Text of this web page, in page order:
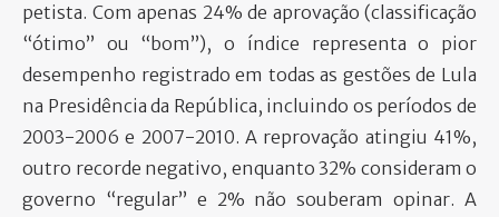
petista. Com apenas 24% de aprovação (classificação
“ótimo” ou “bom”), o índice representa o pior
desempenho registrado em todas as gestões de Lula
na Presidência da República, incluindo os períodos de
2003-2006 e 2007-2010. A reprovação atingiu 41%,
outro recorde negativo, enquanto 32% consideram o
governo “regular” e 2% não souberam opinar. A